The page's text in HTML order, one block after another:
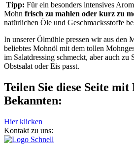
Tipp: Für ein besonders intensives
Mohn frisch zu mahlen oder kurz zu
natürlichen Öle und Geschmacksstoffe
In unserer Ölmühle pressen wir aus den
beliebtes Mohnöl mit dem tollen
im Salatdressing schmeckt, aber auch zu
Obstsalat oder Eis passt.
Teilen Sie diese Seite
Bekannten:
Hier klicken
Kontakt zu uns: